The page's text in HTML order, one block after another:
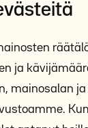
ja
mainosalan
välillä,
Y-Säätiön
myös
rakentaa